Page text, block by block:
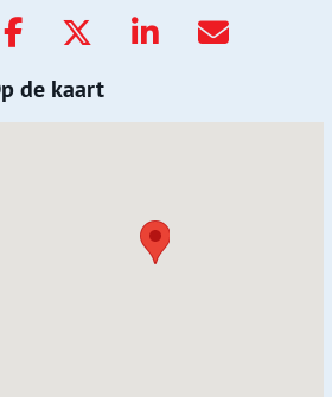
de kaart